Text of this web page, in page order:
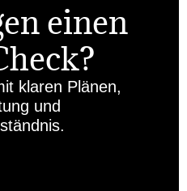
einen
klaren Plänen,
und